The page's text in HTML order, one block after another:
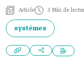
Article 3 Min de
systèmes